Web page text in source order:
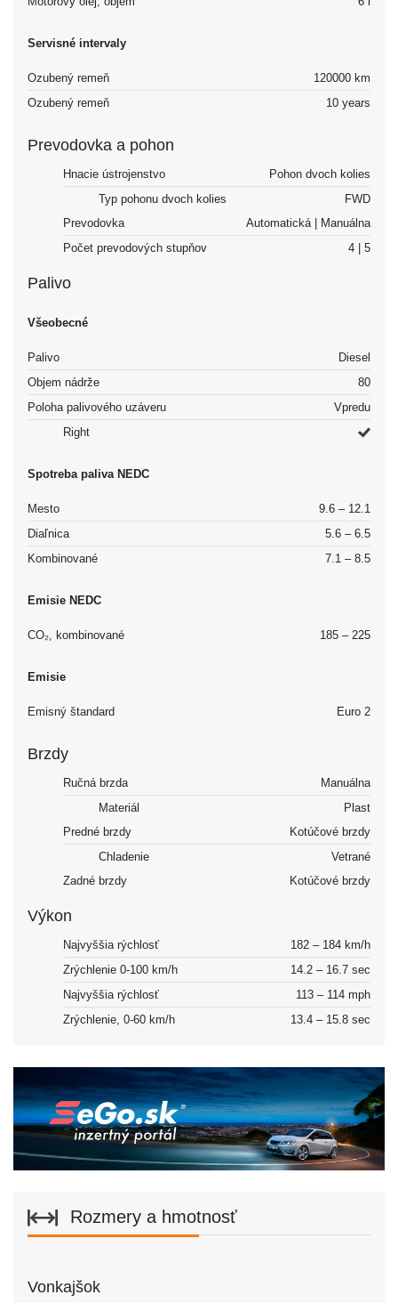
Servisné intervaly
Ozubený remeň
120000 km
Ozubený remeň
10 years
Prevodovka a pohon
Hnacie ústrojenstvo
Pohon dvoch kolies
Typ pohonu dvoch kolies
FWD
Prevodovka
Automatická | Manuálna
Počet prevodových stupňov
4 | 5
Palivo
Všeobecné
Palivo
Diesel
Objem nádrže
80
Poloha palivového uzáveru
Vpredu
Right
Spotreba paliva NEDC
Mesto
9.6 – 12.1
Diaľnica
5.6 – 6.5
Kombinované
7.1 – 8.5
Emisie NEDC
CO₂, kombinované 185 – 225
Emisie
Emisný štandard Euro 2
Brzdy
Ručná brzda
Manuálna
Materiál
Plast
Predné brzdy
Kotúčové brzdy
Chladenie
Vetrané
Zadné brzdy
Kotúčové brzdy
Výkon
Najvyššia rýchlosť
182 – 184 km/h
Zrýchlenie 0-100 km/h
14.2 – 16.7 sec
Najvyššia rýchlosť
113 – 114 mph
Zrýchlenie, 0-60 km/h
13.4 – 15.8 sec
Rozmery a hmotnosť
Vonkajšok